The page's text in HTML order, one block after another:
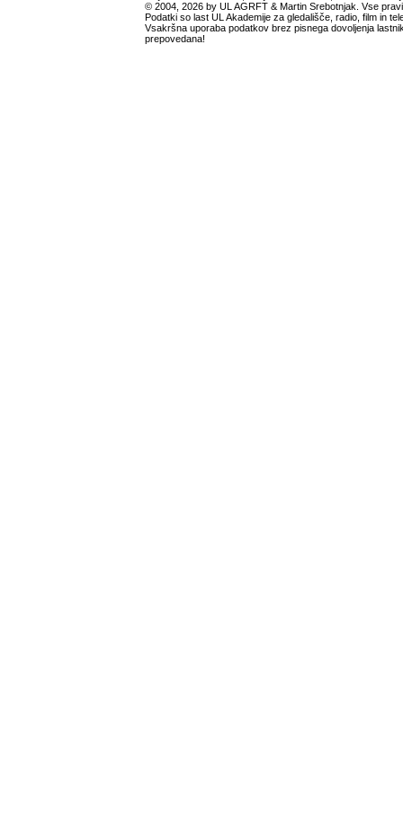
© 2004, 2026 by UL AGRFT & Martin Srebotnjak. Vse
Podatki so last UL Akademije za gledališče, radio, film in
Vsakršna uporaba podatkov brez pisnega dovoljenja
prepovedana!